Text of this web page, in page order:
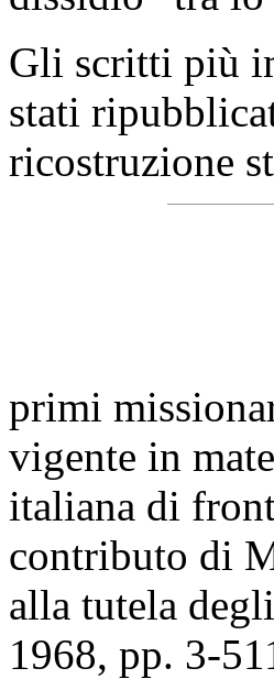
Gli scritti più
stati
ricostruzione
primi
vigente in
italiana di
contributo di
alla tutela
1968, pp. 3-